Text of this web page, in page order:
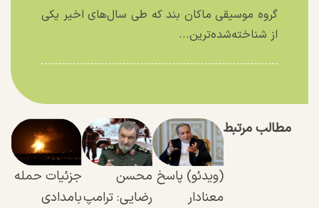
گروه موسیقی ماکان بند که طی سال‌های اخیر یکی
از شناخته‌شده‌ترین...
مطالب مرتبط
(ویدئو) پاسخ
معنادار
محسن
رضایی: ترامپ
جزئیات حمله
بامدادی